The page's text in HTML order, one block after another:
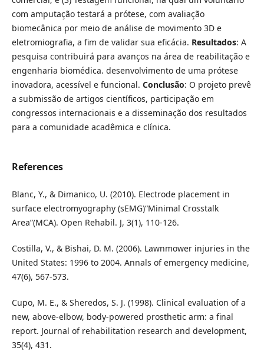
com amputação testará a prótese, com avaliação
biomecânica por meio de análise de movimento 3D e
eletromiografia, a fim de validar sua eficácia. Resultados: A
pesquisa contribuirá para avanços na área de reabilitação e
engenharia biomédica. desenvolvimento de uma prótese
inovadora, acessível e funcional. Conclusão: O projeto prevê
a submissão de artigos científicos, participação em
congressos internacionais e a disseminação dos resultados
para a comunidade acadêmica e clínica.
References
Blanc, Y., & Dimanico, U. (2010). Electrode placement in
surface electromyography (sEMG)“Minimal Crosstalk
Area”(MCA). Open Rehabil. J, 3(1), 110-126.
Costilla, V., & Bishai, D. M. (2006). Lawnmower injuries in the
United States: 1996 to 2004. Annals of emergency medicine,
47(6), 567-573.
Cupo, M. E., & Sheredos, S. J. (1998). Clinical evaluation of a
new, above-elbow, body-powered prosthetic arm: a final
report. Journal of rehabilitation research and development,
35(4), 431.